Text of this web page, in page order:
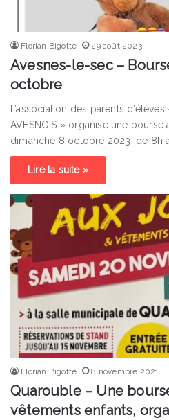
Florian Bigotte 29 août 2023
Avesnes-le-sec –
octobre
L’association des parents d’élèves
AVESNOIS » organise une
dimanche 8 octobre 2023, de 8h à
Lire la suite »
Florian Bigotte 8 novembre 2021
Quarouble – Une
vêtements enfants,